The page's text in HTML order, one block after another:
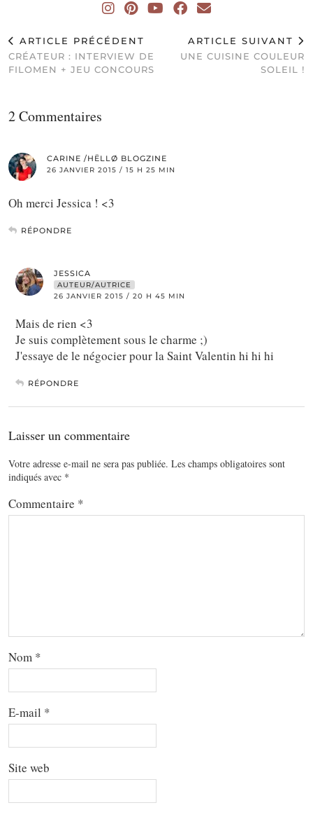
ARTICLE PRÉCÉDENT
CRÉATEUR : INTERVIEW DE
FILOMEN + JEU CONCOURS
ARTICLE SUIVANT
UNE CUISINE COULEUR
SOLEIL !
2 Commentaires
CARINE /HËLLØ BLOGZINE
26 JANVIER 2015 / 15 H 25 MIN
Oh merci Jessica ! <3
RÉPONDRE
JESSICA
AUTEUR/AUTRICE
26 JANVIER 2015 / 20 H 45 MIN
Mais de rien <3
Je suis complètement sous le charme ;)
J'essaye de le négocier pour la Saint Valentin hi hi hi
RÉPONDRE
Laisser un commentaire
Votre adresse e-mail ne sera pas publiée. Les champs obligatoires sont
indiqués avec *
Commentaire *
Nom *
E-mail *
Site web